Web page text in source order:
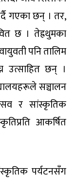
गएका छन् । तर,
छ । तेह्रथुमका
पनि तालिम
उत्साहित छन् ।
सञ्चालन
र सांस्कृतिक
आकर्षित
पर्यटनसँग